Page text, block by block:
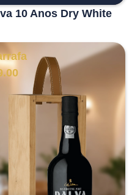
10 Anos Dry White